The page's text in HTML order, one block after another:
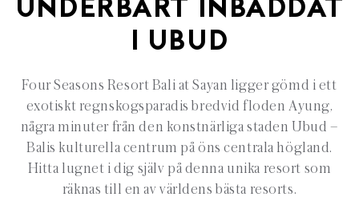
UNDERBART INBÄDDAT
I UBUD
Four Seasons Resort Bali at Sayan ligger gömd i ett
exotiskt regnskogsparadis bredvid floden Ayung,
några minuter från den konstnärliga staden Ubud –
Balis kulturella centrum på öns centrala högland.
Hitta lugnet i dig själv på denna unika resort som
räknas till en av världens bästa resorts.